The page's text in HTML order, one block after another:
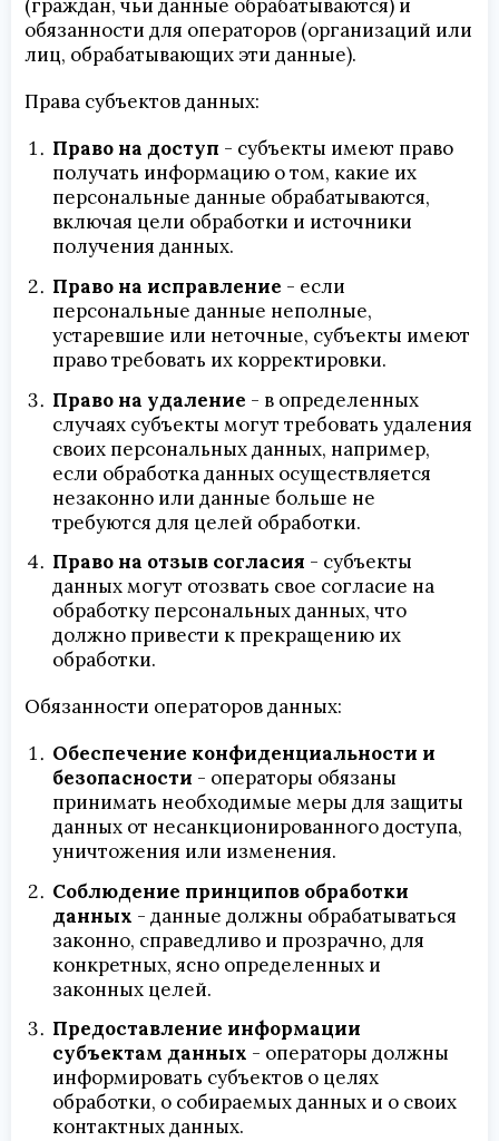
(граждан, чьи данные обрабатываются) и
обязанности для операторов (организаций или
лиц, обрабатывающих эти данные).
Права субъектов данных:
Право на доступ - субъекты имеют право
получать информацию о том, какие их
персональные данные обрабатываются,
включая цели обработки и источники
получения данных.
Право на исправление - если
персональные данные неполные,
устаревшие или неточные, субъекты имеют
право требовать их корректировки.
Право на удаление - в определенных
случаях субъекты могут требовать удаления
своих персональных данных, например,
если обработка данных осуществляется
незаконно или данные больше не
требуются для целей обработки.
Право на отзыв согласия - субъекты
данных могут отозвать свое согласие на
обработку персональных данных, что
должно привести к прекращению их
обработки.
Обязанности операторов данных:
Обеспечение конфиденциальности и
безопасности - операторы обязаны
принимать необходимые меры для защиты
данных от несанкционированного доступа,
уничтожения или изменения.
Соблюдение принципов обработки
данных - данные должны обрабатываться
законно, справедливо и прозрачно, для
конкретных, ясно определенных и
законных целей.
Предоставление информации
субъектам данных - операторы должны
информировать субъектов о целях
обработки, о собираемых данных и о своих
контактных данных.